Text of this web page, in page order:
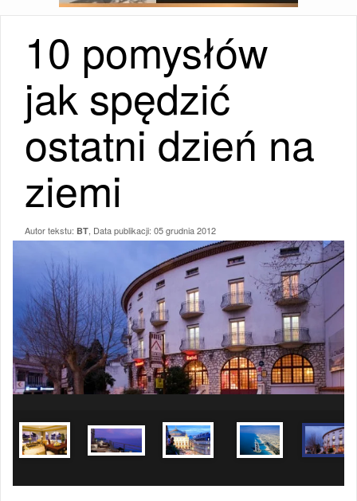
10 pomysłów
jak spędzić
ostatni dzień na
ziemi
Autor tekstu: BT , Data publikacji: 05 grudnia 2012